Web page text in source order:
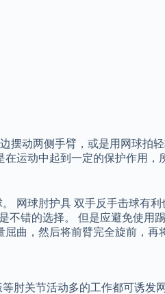
动两侧手臂，或是用网球拍
运动中起到一定的保护作用
网球肘护具 双手反手击球有
不错的选择。 但是应避免使
曲，然后将前臂完全旋前，再
肘关节活动多的工作都可诱发